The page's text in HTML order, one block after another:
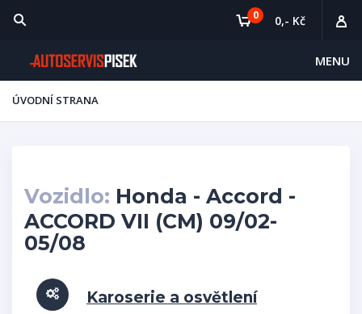
MENU
0 0,- Kč
ÚVODNÍ STRANA
Vozidlo: Honda - Accord -
ACCORD VII (CM) 09/02-
05/08
Karoserie a osvětlení